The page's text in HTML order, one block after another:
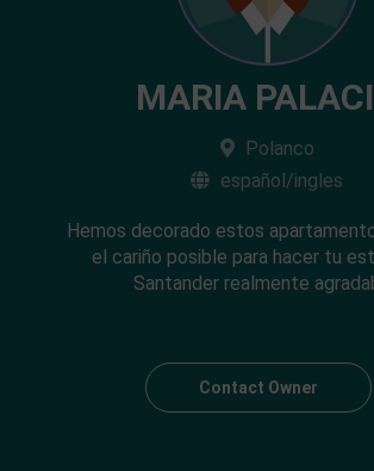
MARIA
Polanco
español/ingles
Hemos decorado estos
el cariño posible para hacer tu
Santander realmente
Contact Owner